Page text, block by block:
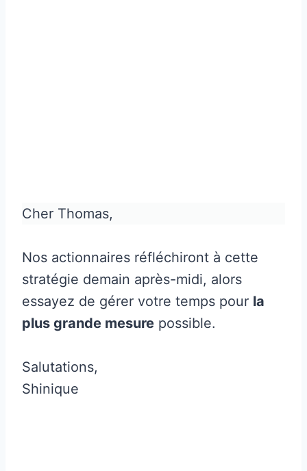
Cher Thomas,
Nos actionnaires réfléchiront à cette
stratégie demain après-midi, alors
essayez de gérer votre temps pour la
plus grande mesure possible.
Salutations,
Shinique